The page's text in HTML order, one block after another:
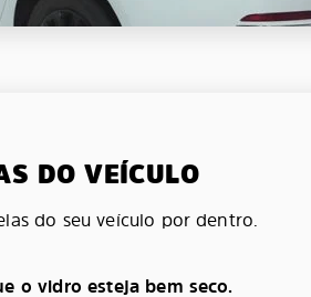
DO VEÍCULO
do seu veículo por dentro.
o vidro esteja bem seco.